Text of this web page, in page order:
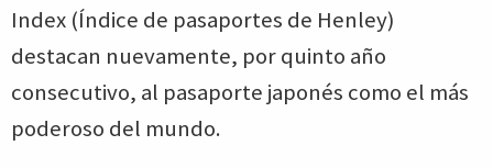
Index (Índice de pasaportes de Henley)
destacan nuevamente, por quinto año
consecutivo, al pasaporte japonés como el más
poderoso del mundo.